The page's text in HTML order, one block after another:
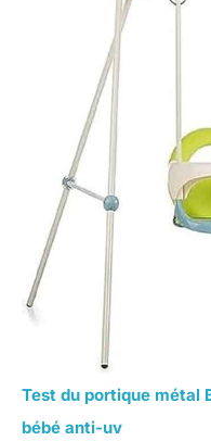
Test du portique métal
bébé anti-uv